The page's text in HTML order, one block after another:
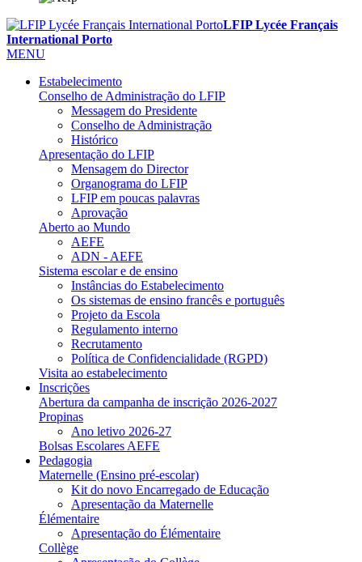
LFIP Lycée Français
International Porto
MENU
Estabelecimento
Conselho de Administração do LFIP
Messagem do Presidente
Conselho de Administração
Histórico
Apresentação do LFIP
Mensagem do Director
Organograma do LFIP
LFIP em poucas palavras
Aprovação
Aberto ao Mundo
AEFE
ADN - AEFE
Sistema escolar e de ensino
Instâncias do Estabelecimento
Os sistemas de ensino francês e português
Projeto da Escola
Regulamento interno
Recrutamento
Política de Confidencialidade (RGPD)
Visita ao estabelecimento
Inscrições
Abertura da campanha de inscrição 2026-2027
Propinas
Ano letivo 2026-27
Bolsas Escolares AEFE
Pedagogia
Maternelle (Ensino pré-escolar)
Kit do novo Encarregado de Educação
Apresentação da Maternelle
Élémentaire
Apresentação do Élémentaire
Collège